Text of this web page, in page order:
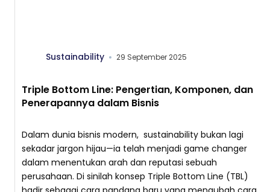
Sustainability 29 September 2025
Triple Bottom Line: Pengertian, Komponen, dan
Penerapannya dalam Bisnis
Dalam dunia bisnis modern, sustainability bukan lagi
sekadar jargon hijau—ia telah menjadi game changer
dalam menentukan arah dan reputasi sebuah
perusahaan. Di sinilah konsep Triple Bottom Line (TBL)